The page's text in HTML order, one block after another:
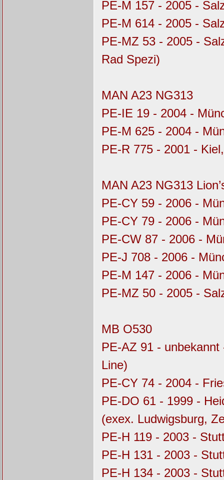
PE-M 157 - 2005 -
PE-M 614 - 2005 -
PE-MZ 53 - 2005 -
Rad Spezi)
MAN A23 NG313
PE-IE 19 - 2004 -
PE-M 625 - 2004 -
PE-R 775 - 2001 -
MAN A23 NG313
PE-CY 59 - 2006 -
PE-CY 79 - 2006 -
PE-CW 87 - 2006 -
PE-J 708 - 2006 -
PE-M 147 - 2006 -
PE-MZ 50 - 2005 -
MB O530
PE-AZ 91 -
Line)
PE-CY 74 - 2004 -
PE-DO 61 - 1999 -
(exex. Ludwigsburg,
PE-H 119 - 2003 -
PE-H 131 - 2003 -
PE-H 134 - 2003 -